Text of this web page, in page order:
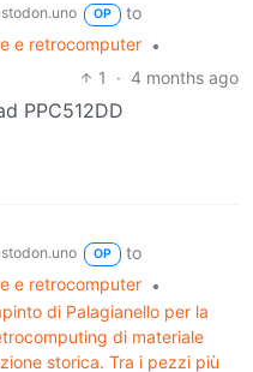
OP
to
e retrocomputer •
1 · 4 months ago
PPC512DD
OP
to
e retrocomputer •
di Palagianello per la
di materiale
storica. Tra i pezzi più